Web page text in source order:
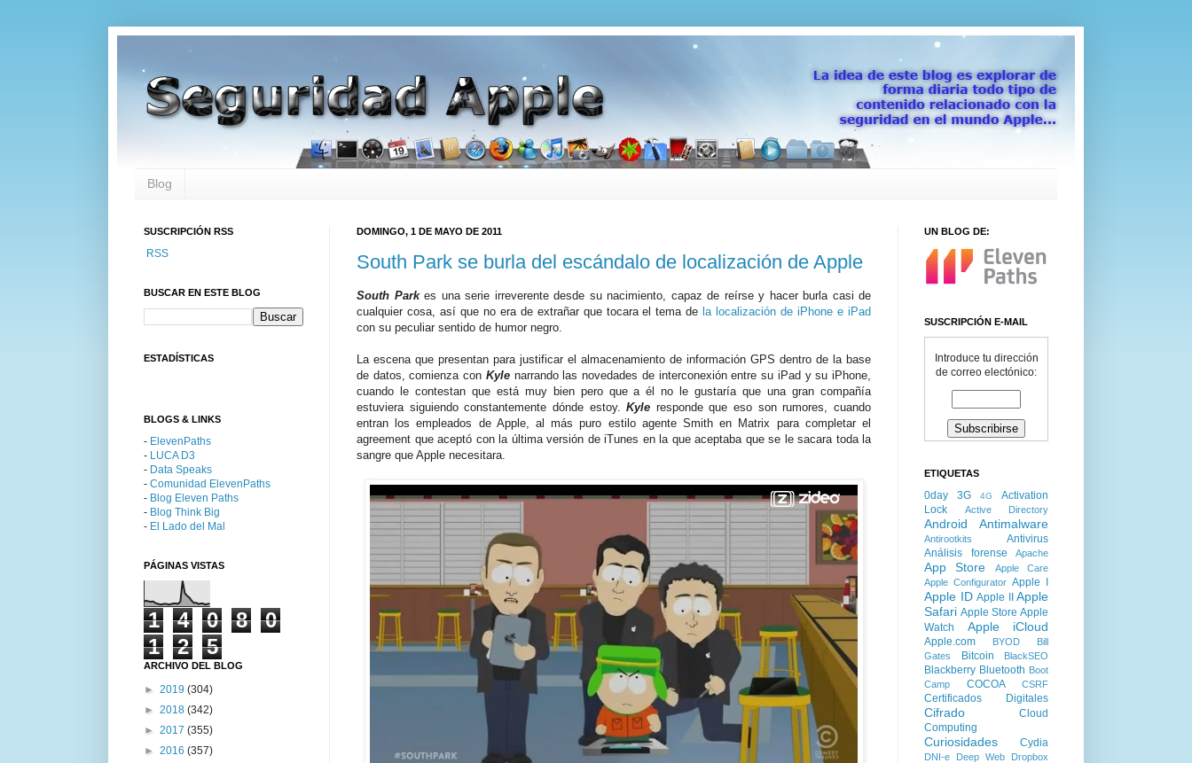
Blog
DOMINGO, 1 DE MAYO DE 2011
South Park se burla del escándalo de localización de Apple
South Parkes una serie irreverente desde su nacimiento, capaz de reírse y hacer burla casi de
cualquier cosa, así que no era de extrañar que tocara el tema de la localización de iPhone e iPad
con su peculiar sentido de humor negro.
La escena que presentan para justificar el almacenamiento de información GPS dentro de la base
de datos, comienza con Kylenarrando las novedades de interconexión entre su iPad y su iPhone,
cuando le contestan que está muy bien pero que a él no le gustaría que una gran compañía
estuviera siguiendo constantemente dónde estoy.Kyle responde que eso son rumores, cuando
entran los empleados de Apple, al más puro estilo agente Smith en Matrix para completar el
agreement que aceptó con la última versión de iTunes en la que aceptaba que se le sacara toda la
sangre que Apple necesitara.
SUSCRIPCIÓN RSS
RSS
BUSCAR EN ESTE BLOG
ESTADÍSTICAS
BLOGS & LINKS
- ElevenPaths
- LUCA D3
- Data Speaks
- Comunidad ElevenPaths
- Blog Eleven Paths
- Blog Think Big
- El Lado del Mal
PÁGINAS VISTAS
1 4 0 8
0
1
2 5
ARCHIVO DEL BLOG
► 2019 (304)
► 2018 (342)
► 2017 (355)
► 2016 (357)
UN BLOG DE:
SUSCRIPCIÓN E-MAIL
Introduce tu dirección
de correo electónico:
ETIQUETAS
0day 3G 4G
Activation
Lock
Active Directory
Android Antimalware
Antirootkits
Antivirus
Análisis forense
Apache
App Store
Apple Care
Apple Configurator Apple I
Apple ID Apple II
Apple
Safari Apple Store Apple
Watch
Apple iCloud
Apple.com BYOD
Bill
Gates
Bitcoin BlackSEO
Blackberry Bluetooth Boot
Camp
COCOA CSRF
Certificados Digitales
Cifrado
Cloud
Computing
Curiosidades Cydia
DNI-e Deep Web
Dropbox